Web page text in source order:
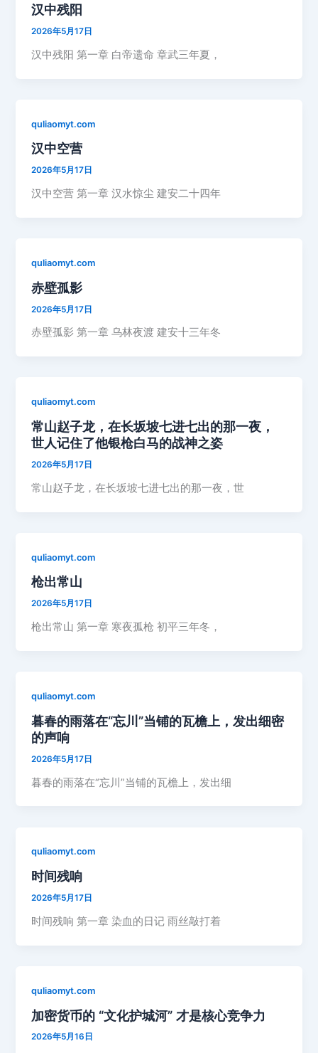
汉中残阳
2026年5月17日
汉中残阳 第一章 白帝遗命 章武三年夏，
quliaomyt.com
汉中空营
2026年5月17日
汉中空营 第一章 汉水惊尘 建安二十四年
quliaomyt.com
赤壁孤影
2026年5月17日
赤壁孤影 第一章 乌林夜渡 建安十三年冬
quliaomyt.com
常山赵子龙，在长坂坡七进七出的那一夜，
世人记住了他银枪白马的战神之姿
2026年5月17日
常山赵子龙，在长坂坡七进七出的那一夜，世
quliaomyt.com
枪出常山
2026年5月17日
枪出常山 第一章 寒夜孤枪 初平三年冬，
quliaomyt.com
暮春的雨落在“忘川”当铺的瓦檐上，发出细密
的声响
2026年5月17日
暮春的雨落在“忘川”当铺的瓦檐上，发出细
quliaomyt.com
时间残响
2026年5月17日
时间残响 第一章 染血的日记 雨丝敲打着
quliaomyt.com
加密货币的 “文化护城河” 才是核心竞争力
2026年5月16日